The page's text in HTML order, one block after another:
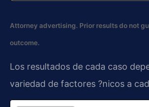
Attorney advertising. Prior results do not
outcome.
Los resultados de cada caso
variedad de factores ?nicos a